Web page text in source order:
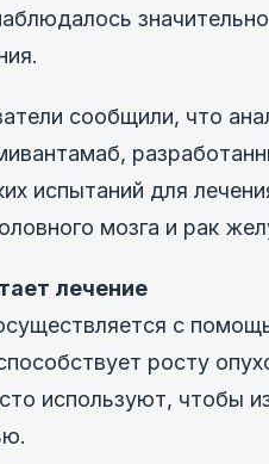
сообщили, что
испытаний для
мозга и рак
лечение
с
росту
используют, чтобы